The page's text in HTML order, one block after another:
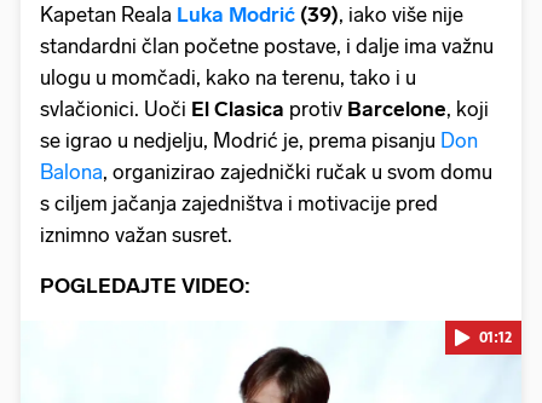
Kapetan Reala Luka Modrić (39), iako više nije
standardni član početne postave, i dalje ima važnu
ulogu u momčadi, kako na terenu, tako i u
svlačionici. Uoči El Clasica protiv Barcelone, koji
se igrao u nedjelju, Modrić je, prema pisanju Don
Balona, organizirao zajednički ručak u svom domu
s ciljem jačanja zajedništva i motivacije pred
iznimno važan susret.
POGLEDAJTE VIDEO:
01:12